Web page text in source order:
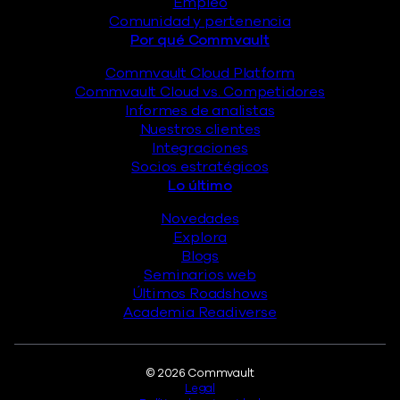
Comunidad y pertenencia
Por qué Commvault
Commvault Cloud Platform
Commvault Cloud vs. Competidores
Informes de analistas
Nuestros clientes
Integraciones
Socios estratégicos
Lo último
Novedades
Explora
Blogs
Seminarios web
Últimos Roadshows
Academia Readiverse
© 2026 Commvault
Legal